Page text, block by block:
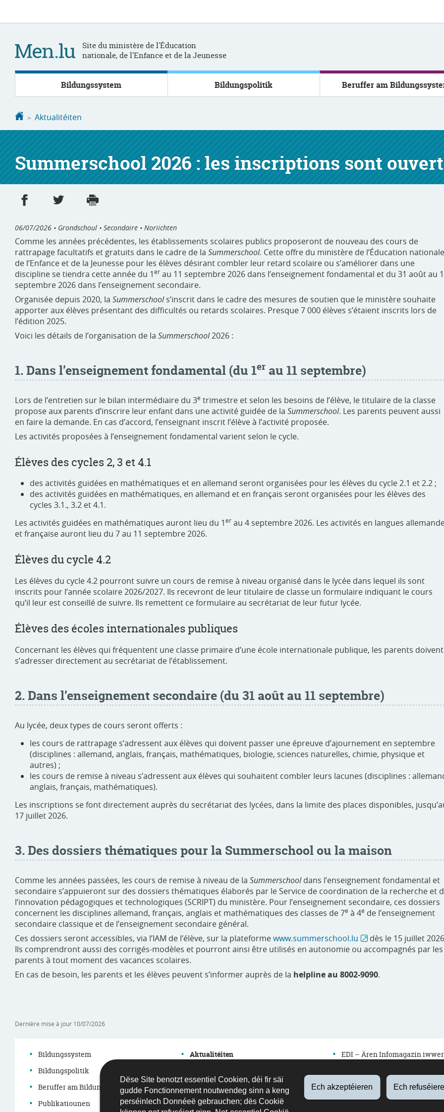
Dëse Site benotzt essentiel Cookien, déi fir säi
gudde Fonctionnement noutwendeg sinn a keng
perséinlech Donnéeë gebrauchen; dës Cookië
Ech akzeptéieren Ech
Site du ministère de l'Éducation
nationale, de l'Enfance et de la Jeunesse
Bildungssystem Bildungspolitik Beruffer am
Startsäit
Aktualitéiten
Summerschool 2026 : les inscriptions sont
Partager sur Facebook
Partager sur Twitter
06/07/2026 • Grondschoul • Secondaire • Noriichten
Comme les années précédentes, les établissements scolaires publics proposeront de nouveau des cours de
rattrapage facultatifs et gratuits dans le cadre de la Summerschool. Cette offre du ministère de l’Éducation
de l’Enfance et de la Jeunesse pour les élèves désirant combler leur retard scolaire ou s’améliorer dans une
discipline se tiendra cette année du 1er au 11 septembre 2026 dans l’enseignement fondamental et du 31 août au
septembre 2026 dans l’enseignement secondaire.
Organisée depuis 2020, la Summerschools’inscrit dans le cadre des mesures de soutien que le ministère souhaite
apporter aux élèves présentant des difficultés ou retards scolaires. Presque 7 000 élèves s’étaient inscrits lors de
l’édition 2025.
Voici les détails de l’organisation de la Summerschool2026 :
1. Dans l’enseignement fondamental (du 1er au 11 septembre)
Lors de l’entretien sur le bilan intermédiaire du 3e trimestre et selon les besoins de l’élève, le titulaire de la classe
propose aux parents d’inscrire leur enfant dans une activité guidée de la Summerschool. Les parents peuvent aussi
en faire la demande. En cas d’accord, l’enseignant inscrit l’élève à l’activité proposée.
Les activités proposées à l’enseignement fondamental varient selon le cycle.
Élèves des cycles 2, 3 et 4.1
des activités guidées en mathématiques et en allemand seront organisées pour les élèves du cycle 2.1 et 2.2 ;
des activités guidées en mathématiques, en allemand et en français seront organisées pour les élèves des
cycles 3.1., 3.2 et 4.1.
Les activités guidées en mathématiques auront lieu du 1er au 4 septembre 2026. Les activités en langues
et française auront lieu du 7 au 11 septembre 2026.
Élèves du cycle 4.2
Les élèves du cycle 4.2 pourront suivre un cours de remise à niveau organisé dans le lycée dans lequel ils sont
inscrits pour l’année scolaire 2026/2027. Ils recevront de leur titulaire de classe un formulaire indiquant le cours
qu’il leur est conseillé de suivre. Ils remettent ce formulaire au secrétariat de leur futur lycée.
Élèves des écoles internationales publiques
Concernant les élèves qui fréquentent une classe primaire d’une école internationale publique, les parents doivent
s’adresser directement au secrétariat de l’établissement.
2. Dans l’enseignement secondaire (du 31 août au 11 septembre)
Au lycée, deux types de cours seront offerts :
les cours de rattrapage s’adressent aux élèves qui doivent passer une épreuve d’ajournement en septembre
(disciplines : allemand, anglais, français, mathématiques, biologie, sciences naturelles, chimie, physique et
autres) ;
les cours de remise à niveau s’adressent aux élèves qui souhaitent combler leurs lacunes (disciplines :
anglais, français, mathématiques).
Les inscriptions se font directement auprès du secrétariat des lycées, dans la limite des places disponibles,
17 juillet 2026.
3. Des dossiers thématiques pour la Summerschool ou la maison
Comme les années passées, les cours de remise à niveau de la Summerschooldans l’enseignement fondamental et
secondaire s’appuieront sur des dossiers thématiques élaborés par le Service de coordination de la recherche et
l’innovation pédagogiques et technologiques (SCRIPT) du ministère. Pour l’enseignement secondaire, ces dossiers
concernent les disciplines allemand, français, anglais et mathématiques des classes de 7e à 4e de l’enseignement
secondaire classique et de l’enseignement secondaire général.
Ces dossiers seront accessibles, via l’IAM de l’élève, sur la plateformewww.summerschool.lu
dès le 15 juillet
Ils comprendront aussi des corrigés-modèles et pourront ainsi être utilisés en autonomie ou accompagnés par les
parents à tout moment des vacances scolaires.
En cas de besoin, les parents et les élèves peuvent s’informer auprès de la helpline au 8002-9090.
Dernière mise à jour 10/07/2026
Menu
Bildungssystem
Bildungspolitik
Beruffer am Bildungssystem
Publikatiounen
Aktualitéiten
Grouss Dossieren
Démarches
EDI – Ären Infomagazin iwwer
edutalk – Äre Bildungspodcast